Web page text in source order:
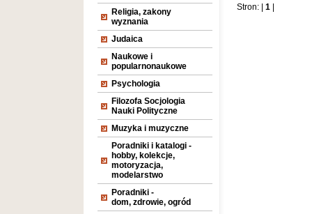
Religia, zakony
wyznania
Judaica
Naukowe i
popularnonaukowe
Psychologia
Filozofa Socjologia
Nauki Polityczne
Muzyka i muzyczne
Poradniki i katalogi -
hobby, kolekcje,
motoryzacja,
modelarstwo
Poradniki -
dom, zdrowie, ogród
Stron: | 1|